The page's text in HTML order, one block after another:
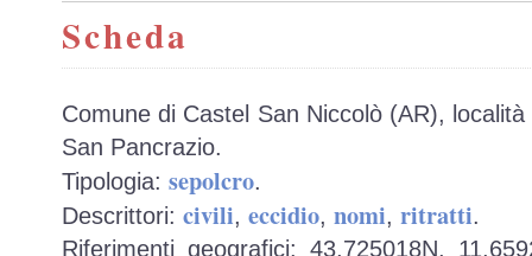
Scheda
Comune di Castel San Niccolò (AR),
San Pancrazio.
Tipologia: sepolcro.
Descrittori: civili, eccidio, nomi, ritratti.
Riferimenti geografici: 43,725018N,